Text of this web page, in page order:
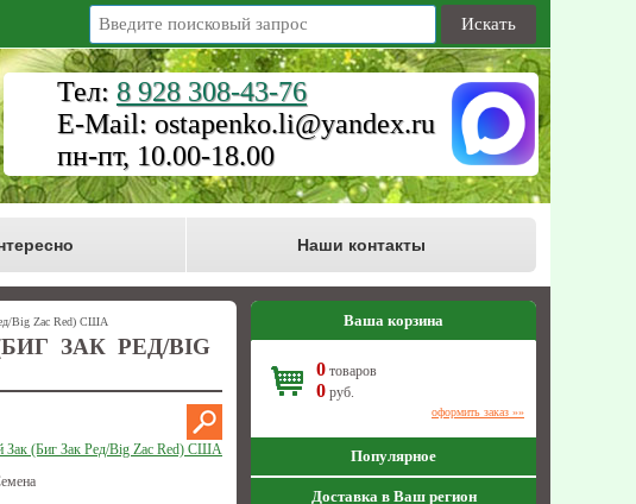
Искать
Тел: 8 928 308-43-76
E-Mail: ostapenko.li@yandex.ru
пн-пт, 10.00-18.00
Наши контакты
Big Zac Red) США
ЗАК РЕД/BIG
Зак (Биг Зак Ред/Big Zac Red) США
Ваша корзина
0 товаров
0 руб.
оформить заказ »»
Популярное
Доставка в Ваш регион